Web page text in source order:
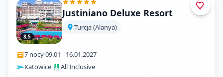
8,5
Justiniano Deluxe Resort
Turcja (Alanya)
7 nocy·09.01 - 16.01.2027
Katowice· All Inclusive